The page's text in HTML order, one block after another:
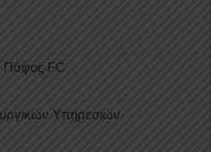
Πάφος FC
Υπηρεσιών